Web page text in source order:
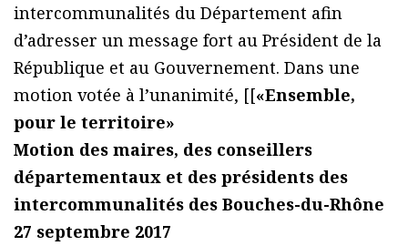
intercommunalités du Département afin
d’adresser un message fort au Président de la
République et au Gouvernement. Dans une
motion votée à l’unanimité, [[«Ensemble,
pour le territoire»
Motion des maires, des conseillers
départementaux et des présidents des
intercommunalités des Bouches-du-Rhône
27 septembre 2017